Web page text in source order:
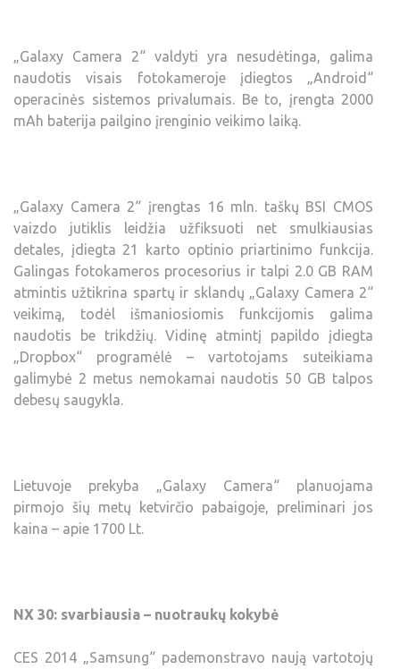
„Galaxy Camera 2“ valdyti yra nesudėtinga, galima
naudotis visais fotokameroje įdiegtos „Android“
operacinės sistemos privalumais. Be to, įrengta 2000
mAh baterija pailgino įrenginio veikimo laiką.
„Galaxy Camera 2“ įrengtas 16 mln. taškų BSI CMOS
vaizdo jutiklis leidžia užfiksuoti net smulkiausias
detales, įdiegta 21 karto optinio priartinimo funkcija.
Galingas fotokameros procesorius ir talpi 2.0 GB RAM
atmintis užtikrina spartų ir sklandų „Galaxy Camera 2“
veikimą, todėl išmaniosiomis funkcijomis galima
naudotis be trikdžių. Vidinę atmintį papildo įdiegta
„Dropbox“ programėlė – vartotojams suteikiama
galimybė 2 metus nemokamai naudotis 50 GB talpos
debesų saugykla.
Lietuvoje prekyba „Galaxy Camera“ planuojama
pirmojo šių metų ketvirčio pabaigoje, preliminari jos
kaina – apie 1700 Lt.
NX 30: svarbiausia – nuotraukų kokybė
CES 2014 „Samsung“ pademonstravo naują vartotojų